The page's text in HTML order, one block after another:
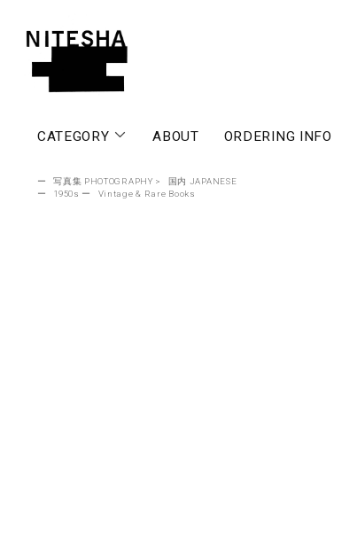
CATEGORY ABOUT ORDERING INFO
ー 写真集 PHOTOGRAPHY >
国内 JAPANESE
ー
1950s ー Vintage & Rare Books